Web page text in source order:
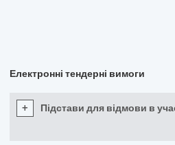
Електронні тендерні вимоги
+ Підстави для відмови в